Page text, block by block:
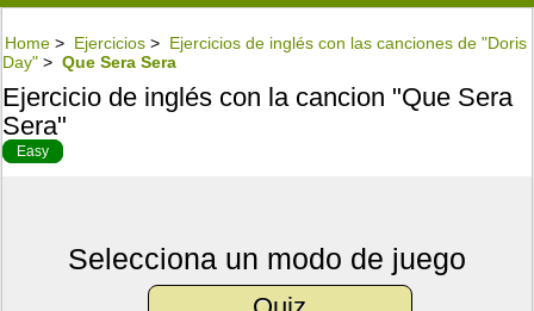
Home > Ejercicios > Ejercicios de inglés con las canciones de "Doris
Day" > Que Sera Sera
Ejercicio de inglés con la cancion "Que Sera
Sera"
Easy
Selecciona un modo de juego